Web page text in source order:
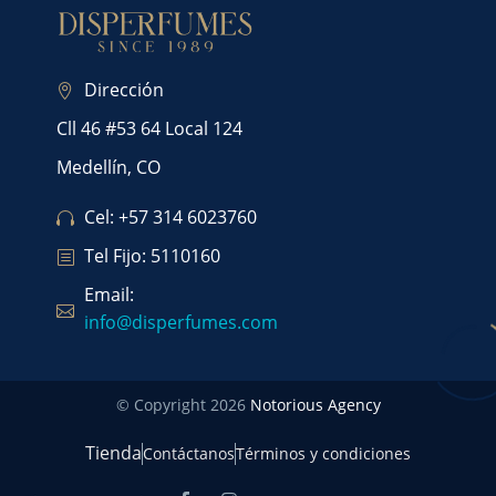
Dirección
Cll 46 #53 64 Local 124
Medellín, CO
Cel: +57 314 6023760
Tel Fijo: 5110160
Email:
info@disperfumes.com
© Copyright 2026 Notorious Agency
TiendaContáctanosTérminos y condiciones